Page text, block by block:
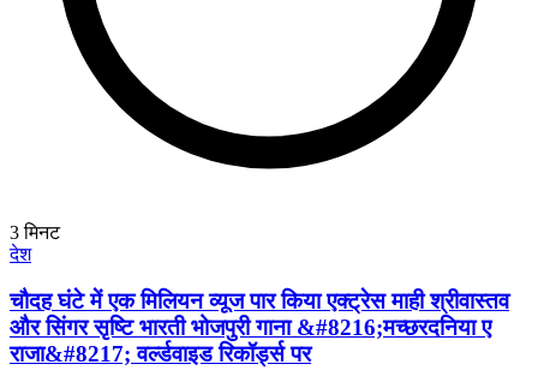
3मिनट
देश
चौदह घंटे में एक मिलियन व्यूज पार किया एक्ट्रेस माही श्रीवास्तव
और सिंगर सृष्टि भारती भोजपुरी गाना &#8216;मच्छरदनिया ए
राजा&#8217; वर्ल्डवाइड रिकॉर्ड्स पर